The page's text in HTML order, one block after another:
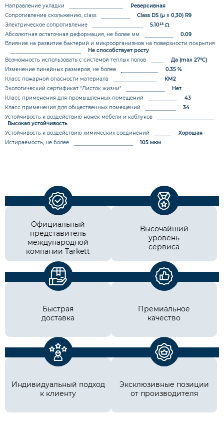
Направление укладки
Реверсивная
Сопротивление скольжению, class
Class DS (µ ≥ 0,30) R9
Электрическое сопротивление
5.10¹⁵ Ω
Абсолютная остаточная деформация, не более мм.
0.09
Влияние на развитие бактерий и микроорганизмов на поверхности покрытия
Не способствует росту
Возможность использовать с системой теплых полов
Да (max 27°C)
Изменение линейных размеров, не более
0.35 %
Класс пожарной опасности материала
КМ2
Экологический сертификат "Листок жизни"
Нет
Класс применения для промышленных помещений
43
Класс применения для общественных помещений
34
Устойчивость к воздействию ножек мебели и каблуков
Высокая устойчивость
Устойчивость к воздействию химических соединений
Хорошая
Истираемость, не более
105 мкм
Официальный
представитель
международной
компании Tarkett
Высочайший
уровень
сервиса
Быстрая
доставка
Премиальное
качество
Индивидуальный подход
к клиенту
Эксклюзивные позиции
от производителя